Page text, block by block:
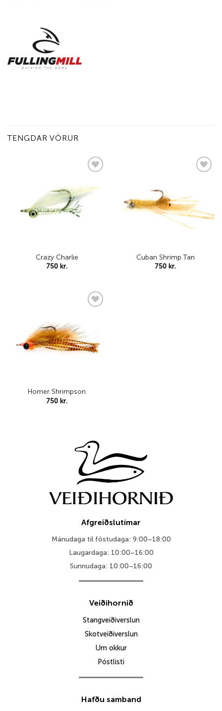
TENGDAR VÖRUR
wishlist
Crazy Charlie
750 kr.
Cuban Shrimp Tan
750 kr.
Homer Shrimpson
750 kr.
Afgreiðslutímar
Mánudaga til föstudaga: 9:00–18:00
Laugardaga: 10:00–16:00
Sunnudaga: 10:00–16:00
Veiðihornið
Stangveiðiverslun
Skotveiðiverslun
Um okkur
Póstlisti
Hafðu samband